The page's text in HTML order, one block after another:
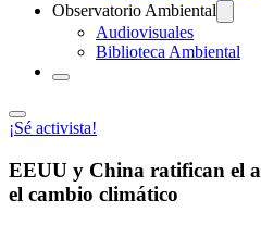
Observatorio Ambiental
Audiovisuales
Biblioteca Ambiental
¡Sé activista!
EEUU y China ratifican el
el cambio climático